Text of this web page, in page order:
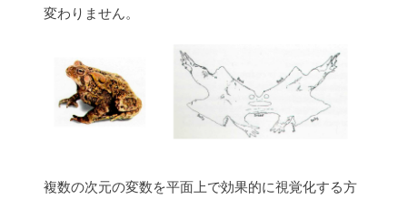
変わりません。
複数の次元の変数を平面上で効果的に視覚化する方